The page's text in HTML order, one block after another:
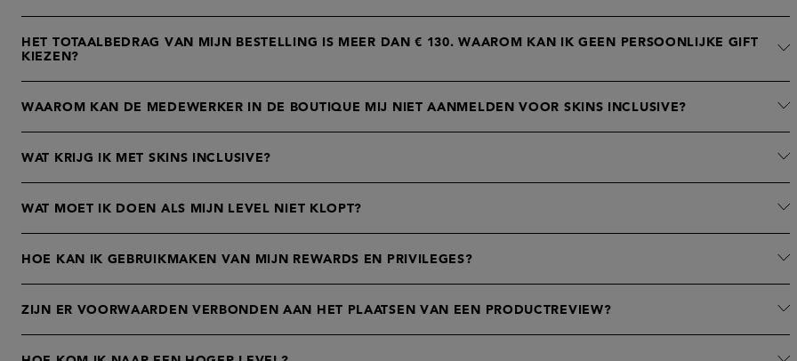
HET TOTAALBEDRAG VAN MIJN BESTELLING IS MEER DAN € 130. WAAROM KAN IK GEEN PERSOONLIJKE GIFT
KIEZEN?
WAAROM KAN DE MEDEWERKER IN DE BOUTIQUE MIJ NIET AANMELDEN VOOR SKINS INCLUSIVE?
WAT KRIJG IK MET SKINS INCLUSIVE?
WAT MOET IK DOEN ALS MIJN LEVEL NIET KLOPT?
HOE KAN IK GEBRUIKMAKEN VAN MIJN REWARDS EN PRIVILEGES?
ZIJN ER VOORWAARDEN VERBONDEN AAN HET PLAATSEN VAN EEN PRODUCTREVIEW?